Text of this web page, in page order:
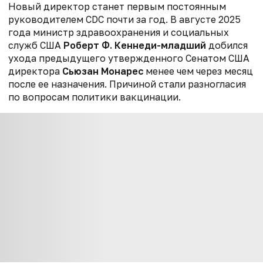
Новый директор станет первым постоянным
руководителем CDC почти за год. В августе 2025
года министр здравоохранения и социальных
служб США Роберт Ф. Кеннеди-младший добился
ухода предыдущего утвержденного Сенатом США
директора Сьюзан Монарес менее чем через месяц
после ее назначения. Причиной стали разногласия
по вопросам политики вакцинации.